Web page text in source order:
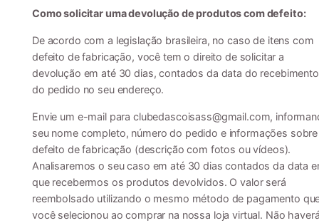
Como solicitar uma devolução de produtos com defeito:
De acordo com a legislação brasileira, no caso de itens com
defeito de fabricação, você tem o direito de solicitar a
devolução em até 30 dias, contados da data do recebimento
do pedido no seu endereço.
Envie um e-mail para clubedascoisass@gmail.com,
seu nome completo, número do pedido e informações
defeito de fabricação (descrição com fotos ou vídeos).
Analisaremos o seu caso em até 30 dias contados da data
que recebermos os produtos devolvidos. O valor será
reembolsado utilizando o mesmo método de pagamento
você selecionou ao comprar na nossa loja virtual. Não